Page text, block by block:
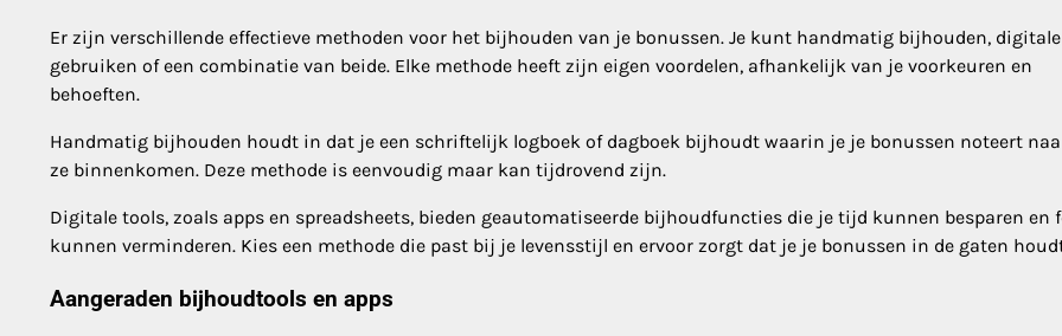
Er zijn verschillende effectieve methoden voor het bijhouden van je bonussen. Je kunt handmatig bijhouden,
gebruiken of een combinatie van beide. Elke methode heeft zijn eigen voordelen, afhankelijk van je voorkeuren en
behoeften.
Handmatig bijhouden houdt in dat je een schriftelijk logboek of dagboek bijhoudt waarin je je bonussen noteert
ze binnenkomen. Deze methode is eenvoudig maar kan tijdrovend zijn.
Digitale tools, zoals apps en spreadsheets, bieden geautomatiseerde bijhoudfuncties die je tijd kunnen besparen en
kunnen verminderen. Kies een methode die past bij je levensstijl en ervoor zorgt dat je je bonussen in de gaten
Aangeraden bijhoudtools en apps